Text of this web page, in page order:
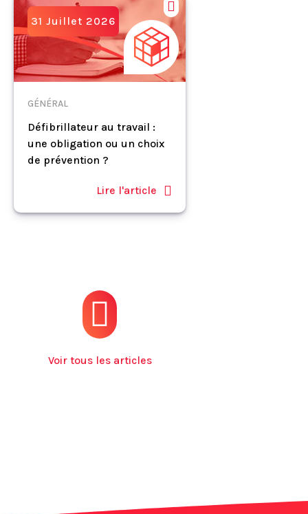
31 Juillet 2026
GÉNÉRAL
Défibrillateur au travail :
une obligation ou un choix
de prévention ?
Lire l'article
Voir tous les articles